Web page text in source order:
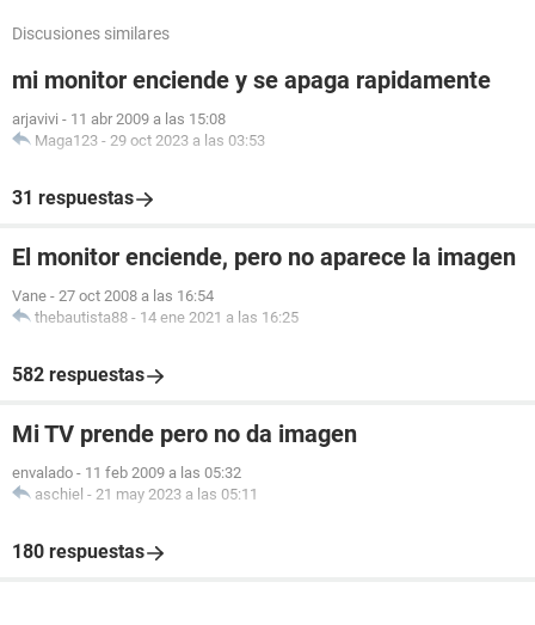
Discusiones similares
mi monitor enciende y se apaga rapidamente
arjavivi - 11 abr 2009 a las 15:08
Maga123 - 29 oct 2023 a las 03:53
31 respuestas
El monitor enciende, pero no aparece la imagen
Vane - 27 oct 2008 a las 16:54
thebautista88 - 14 ene 2021 a las 16:25
582 respuestas
Mi TV prende pero no da imagen
envalado - 11 feb 2009 a las 05:32
aschiel - 21 may 2023 a las 05:11
180 respuestas